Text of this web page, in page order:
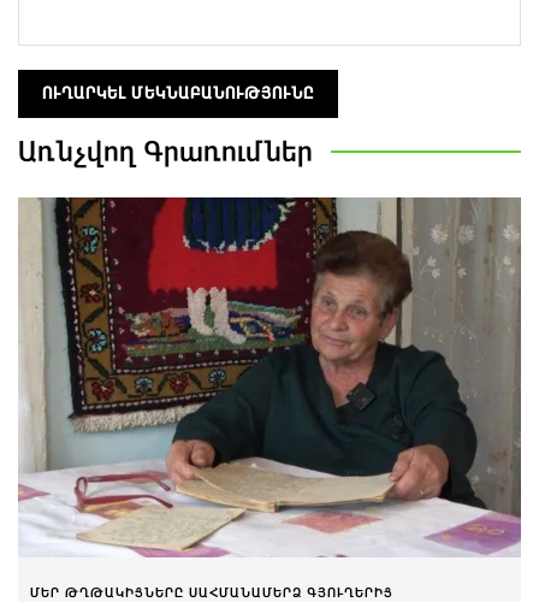
Առնչվող Գրառումներ
ՄԵՐ ԹՂԹԱԿԻՑՆԵՐԸ ՍԱՀՄԱՆԱՄԵՐՁ ԳՅՈՒՂԵՐԻՑ